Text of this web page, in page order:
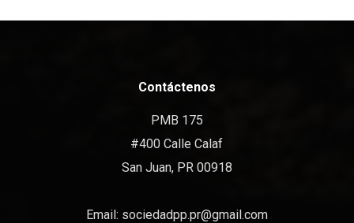
Contáctenos
PMB 175
#400 Calle Calaf
San Juan, PR 00918
Email: sociedadpp.pr@gmail.com